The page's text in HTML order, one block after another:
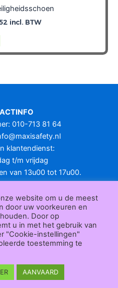
incl. BTW
gekozen
worden
op
010-713 81 64
klantendienst:
t/m vrijdag
van 13u00 tot 17u00.
|Bestelprocedure | Betaling
|Herroepingsfunctie
|Contact
© 2026
website om u de meest
door uw voorkeuren en
Door op
u in met het gebruik van
"Cookie-instellingen"
toestemming te
AANVAARD